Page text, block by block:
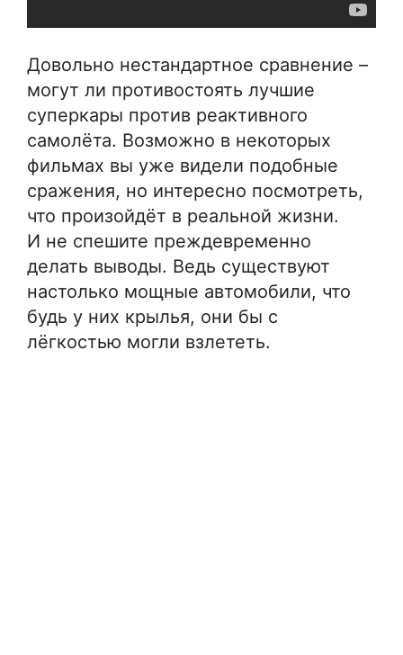
Довольно нестандартное сравнение –
могут ли противостоять лучшие
суперкары против реактивного
самолёта. Возможно в некоторых
фильмах вы уже видели подобные
сражения, но интересно посмотреть,
что произойдёт в реальной жизни.
И не спешите преждевременно
делать выводы. Ведь существуют
настолько мощные автомобили, что
будь у них крылья, они бы с
лёгкостью могли взлететь.